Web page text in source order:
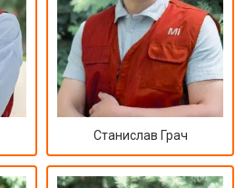
Станислав Грач